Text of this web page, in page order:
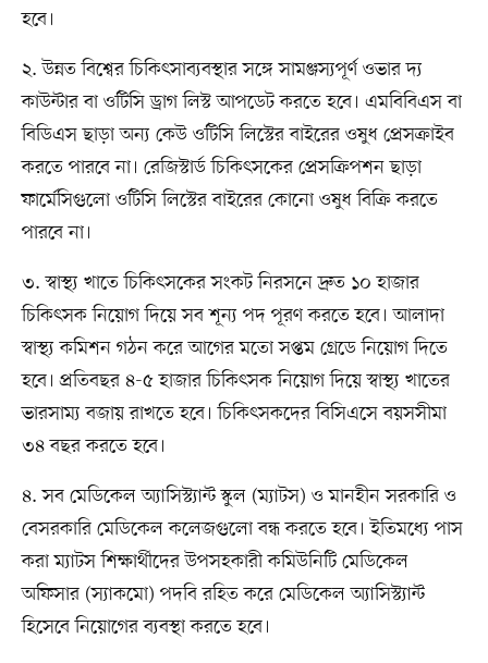
হবে।
২. উন্নত বিশ্বের চিকিৎসাব্যবস্থার সঙ্গে সামঞ্জস্যপূর্ণ ওভার দ্য
কাউন্টার বা ওটিসি ড্রাগ লিস্ট আপডেট করতে হবে। এমবিবিএস বা
বিডিএস ছাড়া অন্য কেউ ওটিসি লিস্টের বাইরের ওষুধ প্রেসক্রাইব
করতে পারবে না। রেজিস্টার্ড চিকিৎসকের প্রেসক্রিপশন ছাড়া
ফার্মেসিগুলো ওটিসি লিস্টের বাইরের কোনো ওষুধ বিক্রি করতে
পারবে না।
৩. স্বাস্থ্য খাতে চিকিৎসকের সংকট নিরসনে দ্রুত ১০ হাজার
চিকিৎসক নিয়োগ দিয়ে সব শূন্য পদ পূরণ করতে হবে। আলাদা
স্বাস্থ্য কমিশন গঠন করে আগের মতো সপ্তম গ্রেডে নিয়োগ দিতে
হবে। প্রতিবছর ৪-৫ হাজার চিকিৎসক নিয়োগ দিয়ে স্বাস্থ্য খাতের
ভারসাম্য বজায় রাখতে হবে। চিকিৎসকদের বিসিএসে বয়সসীমা
৩৪ বছর করতে হবে।
৪. সব মেডিকেল অ্যাসিস্ট্যান্ট স্কুল (ম্যাটস) ও মানহীন সরকারি ও
বেসরকারি মেডিকেল কলেজগুলো বন্ধ করতে হবে। ইতিমধ্যে পাস
করা ম্যাটস শিক্ষার্থীদের উপসহকারী কমিউনিটি মেডিকেল
অফিসার (স্যাকমো) পদবি রহিত করে মেডিকেল অ্যাসিস্ট্যান্ট
হিসেবে নিয়োগের ব্যবস্থা করতে হবে।